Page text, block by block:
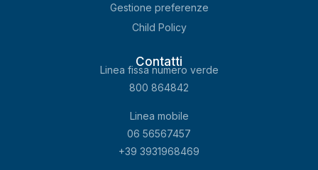
Gestione preferenze
Child Policy
Contatti
Linea fissa numero verde
800 864842
Linea mobile
06 56567457
+39 3931968469